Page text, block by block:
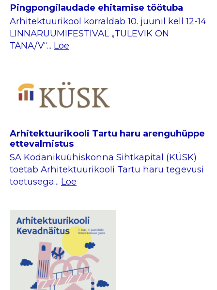
Pingpongilaudade ehitamise töötuba
Arhitektuurikool korraldab 10. juunil kell 12-14
LINNARUUMIFESTIVAL „TULEVIK ON
TÄNA/V“... Loe
Arhitektuurikooli Tartu haru arenguhüppe
ettevalmistus
SA Kodanikuühiskonna Sihtkapital (KÜSK)
toetab Arhitektuurikooli Tartu haru tegevusi
toetusega... Loe